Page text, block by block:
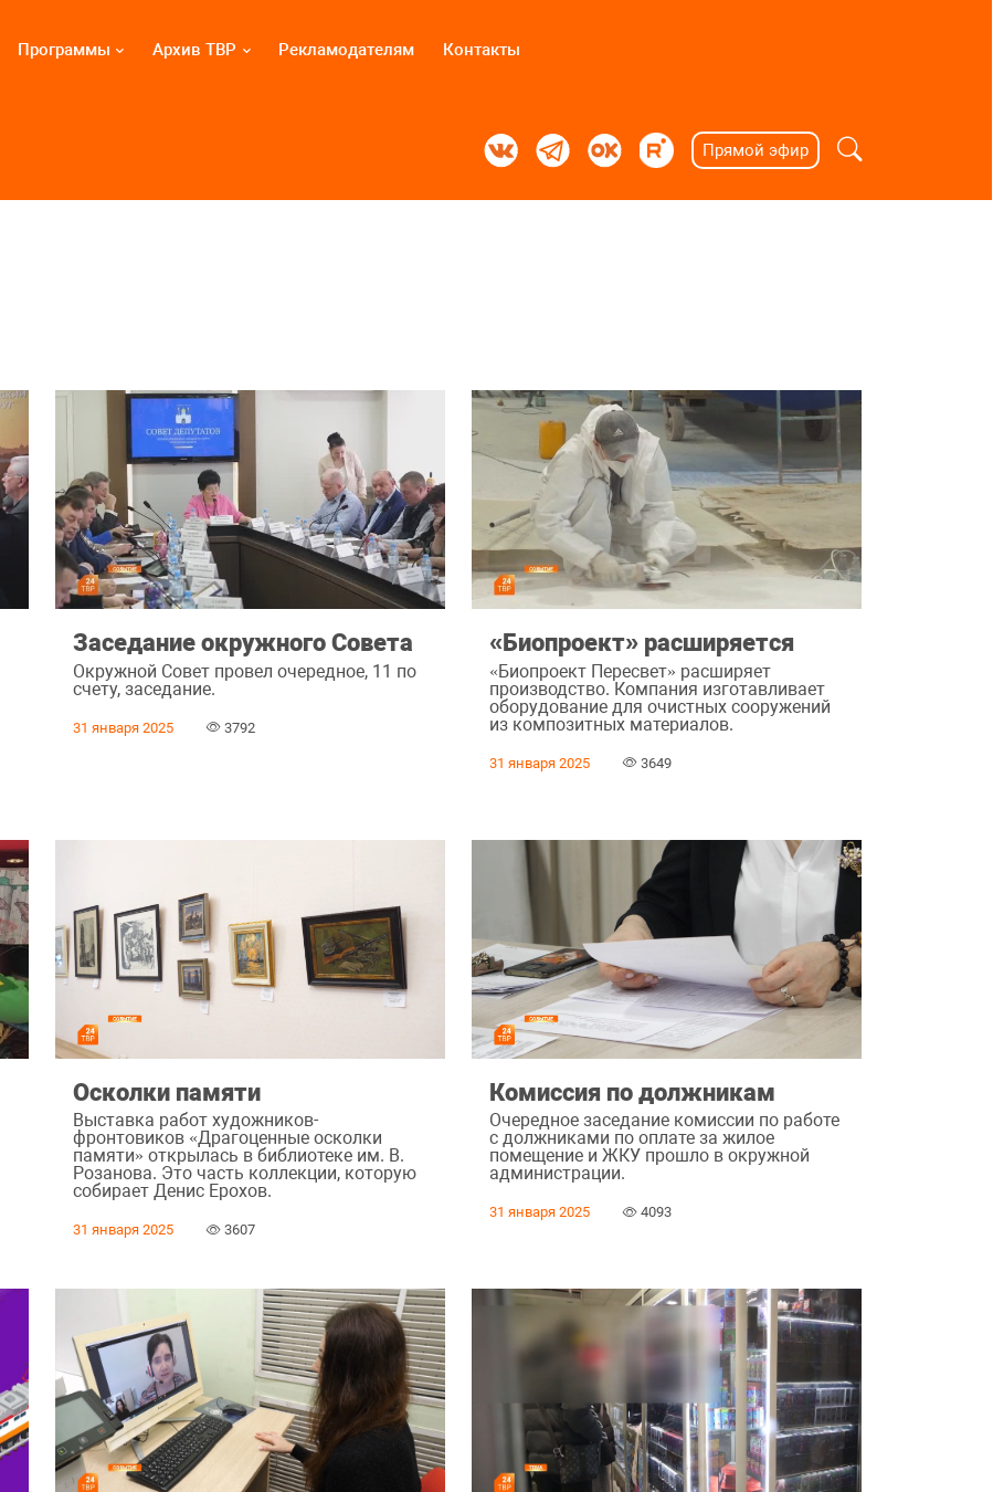
Программы Архив ТВР Рекламодателям Контакты
Прямой эфир
Заседание окружного Совета
Окружной Совет провел очередное, 11 по
счету, заседание.
31 января 2025 3792
«Биопроект» расширяется
«Биопроект Пересвет» расширяет
производство. Компания изготавливает
оборудование для очистных сооружений
из композитных материалов.
31 января 2025 3649
Осколки памяти
Выставка работ художников-
фронтовиков «Драгоценные осколки
памяти» открылась в библиотеке им. В.
Розанова. Это часть коллекции, которую
собирает Денис Ерохов.
31 января 2025 3607
Комиссия по должникам
Очередное заседание комиссии по работе
с должниками по оплате за жилое
помещение и ЖКУ прошло в окружной
администрации.
31 января 2025 4093